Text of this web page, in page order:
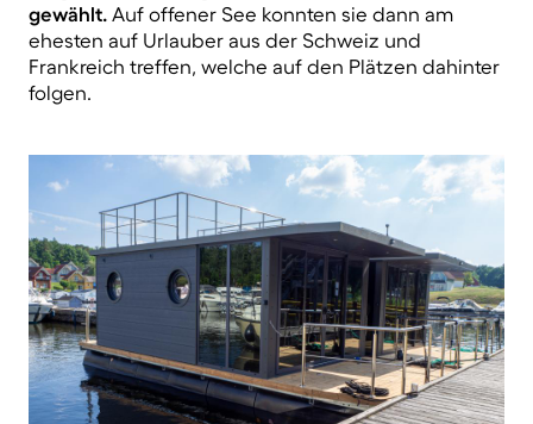
gewählt. Auf offener See konnten sie dann am
ehesten auf Urlauber aus der Schweiz und
Frankreich treffen, welche auf den Plätzen dahinter
folgen.